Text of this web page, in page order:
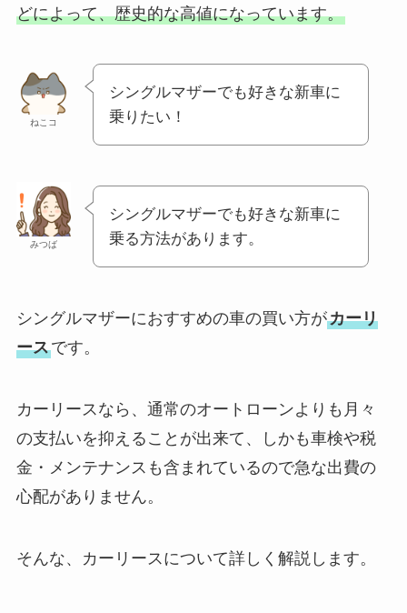
どによって、歴史的な高値になっています。
ねこコ
シングルマザーでも好きな新車に
乗りたい！
みつば
シングルマザーでも好きな新車に
乗る方法があります。
シングルマザーにおすすめの車の買い方がカーリ
ースです。
カーリースなら、通常のオートローンよりも月々
の支払いを抑えることが出来て、しかも車検や税
金・メンテナンスも含まれているので急な出費の
心配がありません。
そんな、カーリースについて詳しく解説します。